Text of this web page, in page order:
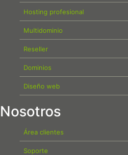
Hosting profesional
Multidominio
Reseller
Dominios
Diseño web
Nosotros
Área clientes
Soporte